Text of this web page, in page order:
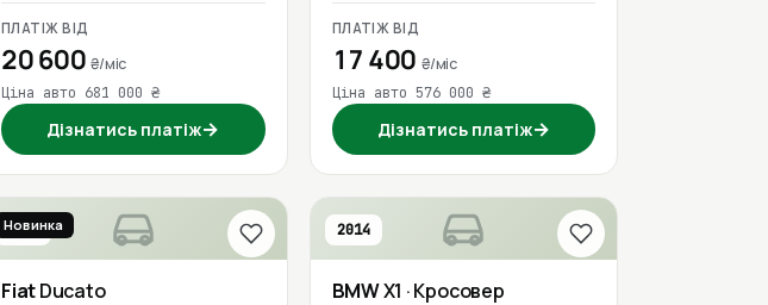
ПЛАТІЖ ВІД
20 600 ₴/міс
Ціна авто 681 000 ₴
Дізнатись платіж→
ПЛАТІЖ ВІД
17 400 ₴/міс
Ціна авто 576 000 ₴
Дізнатись платіж→
2021
Новинка
FiatDucato
2014
BMWX1 · Кросовер